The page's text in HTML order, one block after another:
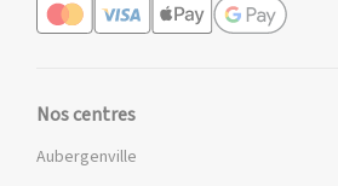
Nos centres
Aubergenville